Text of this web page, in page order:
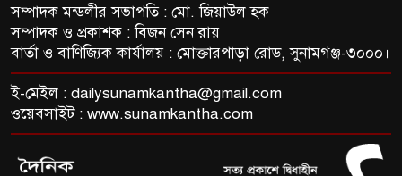
সম্পাদক মন্ডলীর সভাপতি : মো. জিয়াউল হক
সম্পাদক ও প্রকাশক : বিজন সেন রায়
বার্তা ও বাণিজ্যিক কার্যালয় : মোক্তারপাড়া রোড, সুনামগঞ্জ-৩০০০।
ই-মেইল : dailysunamkantha@gmail.com
ওয়েবসাইট : www.sunamkantha.com